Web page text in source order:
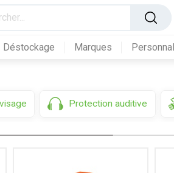
Déstockage Marques
Protection auditive